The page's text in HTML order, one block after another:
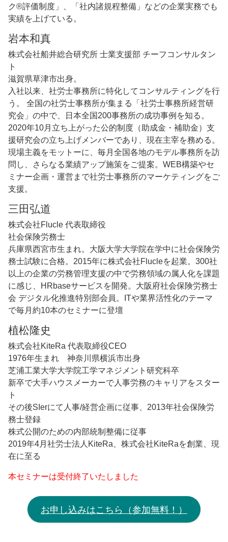
ク®評価制度」、「社内諸規程整備」などの企業実務でも
実績を上げている。
岩本和真
株式会社船井総合研究所 士業支援部 チーフコンサルタン
ト
滋賀県草津市出身。
入社以来、社労士事務所に特化してコンサルティングを行
う。 全国の社労士事務所が集まる「社労士事務所経営研
究会」の中で、日本全国200事務所の成功事例を知る。
2020年10月立ち上がった公的制度（助成金・補助金）支
援研究会の立ち上げメンバーであり、現在主宰を務める。
現場主義をモットーに、毎月全国各地のモデル事務所を訪
問し、さらなる業績アップ施策をご提案。WEB構築やセ
ミナー企画・運営まで社労士事務所のマーケティングをご
支援。
三田弘道
株式会社Flucle 代表取締役
社会保険労務士
兵庫県西宮市生まれ。大阪大学大学院在学中に社会保険労
務士試験に合格。2015年に株式会社Flucleを起業。300社
以上の企業の労務管理支援の中で労務領域の属人化を課題
に感じ、HRbaseサービスを開発。大阪府社会保険労務士
会 デジタル化推進特別部会員。ITや業界活性化のテーマ
で毎月約10本のセミナーに登壇
植松隆史
株式会社KiteRa 代表取締役CEO
1976年生まれ 神奈川県横浜市出身
芝浦工業大学大学院工学マネジメント研究科卒
新卒で大手ハウスメーカーで人事労務のキャリアをスター
ト
その後SIerにて人事/経営企画に従事、2013年社会保険労
務士登録
株式公開のための内部統制整備に従事
2019年4月社労士法人KiteRa、株式会社KiteRaを創業、現
在に至る
本セミナーは受付終了いたしました
お申し込みはこちら（参加無料！）